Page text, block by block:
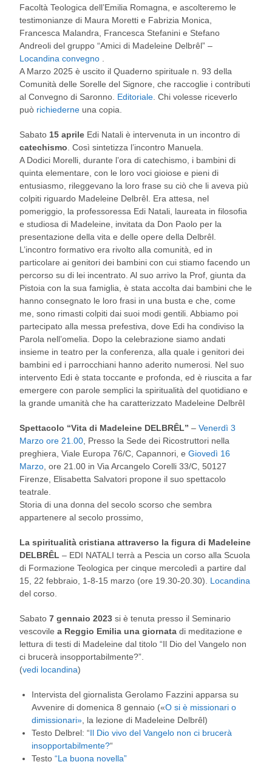
Facoltà Teologica dell’Emilia Romagna, e ascolteremo le
testimonianze di Maura Moretti e Fabrizia Monica,
Francesca Malandra, Francesca Stefanini e Stefano
Andreoli del gruppo “Amici di Madeleine Delbrêl” –
Locandina convegno
A Marzo 2025 è uscito il Quaderno spirituale n. 93 della
Comunità delle Sorelle del Signore, che raccoglie i contributi
al Convegno di Saronno. Editoriale . Chi volesse riceverlo
può richiederne una copia.
Sabato 15 aprile Edi Natali è intervenuta in un incontro di
catechismo . Così sintetizza l’incontro Manuela.
A Dodici Morelli, durante l’ora di catechismo, i bambini di
quinta elementare, con le loro voci gioiose e pieni di
entusiasmo, rileggevano la loro frase su ciò che li aveva più
colpiti riguardo Madeleine Delbrêl. Era attesa, nel
pomeriggio, la professoressa Edi Natali, laureata in filosofia
e studiosa di Madeleine, invitata da Don Paolo per la
presentazione della vita e delle opere della Delbrêl.
L’incontro formativo era rivolto alla comunità, ed in
particolare ai genitori dei bambini con cui stiamo facendo un
percorso su di lei incentrato. Al suo arrivo la Prof, giunta da
Pistoia con la sua famiglia, è stata accolta dai bambini che le
hanno consegnato le loro frasi in una busta e che, come
me, sono rimasti colpiti dai suoi modi gentili. Abbiamo poi
partecipato alla messa prefestiva, dove Edi ha condiviso la
Parola nell’omelia. Dopo la celebrazione siamo andati
insieme in teatro per la conferenza, alla quale i genitori dei
bambini ed i parrocchiani hanno aderito numerosi. Nel suo
intervento Edi è stata toccante e profonda, ed è riuscita a far
emergere con parole semplici la spiritualità del quotidiano e
la grande umanità che ha caratterizzato Madeleine Delbrêl
Spettacolo “Vita di Madeleine DELBRÊL” –Venerdì 3
Marzo ore 21.00 , Presso la Sede dei Ricostruttori nella
preghiera, Viale Europa 76/C, Capannori, eGiovedì 16
Marzo , ore 21.00 in Via Arcangelo Corelli 33/C, 50127
Firenze, Elisabetta Salvatori propone il suo spettacolo
teatrale.
Storia di una donna del secolo scorso che sembra
appartenere al secolo prossimo,
La spiritualità cristiana attraverso la figura di Madeleine
DELBRÊL – EDI NATALI terrà a Pescia un corso alla Scuola
di Formazione Teologica per cinque mercoledì a partire dal
15, 22 febbraio, 1-8-15 marzo (ore 19.30-20.30). Locandina
del corso.
Sabato7 gennaio 2023si è tenuta presso il Seminario
vescovilea Reggio Emilia una giornata di meditazione e
lettura di testi di Madeleine dal titolo “Il Dio del Vangelo non
ci brucerà insopportabilmente?”.
(vedi locandina)
Intervista del giornalista Gerolamo Fazzini apparsa su
Avvenire di domenica 8 gennaio («O si è missionari o
dimissionari» , la lezione di Madeleine Delbrêl)
Testo Delbrel: “Il Dio vivo del Vangelo non ci brucerà
insopportabilmente?“
Testo“La buona novella”